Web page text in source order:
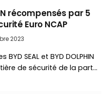
récompensés par 5
Euro NCAP
2023
SEAL et BYD DOLPHIN
de sécurité de la part…